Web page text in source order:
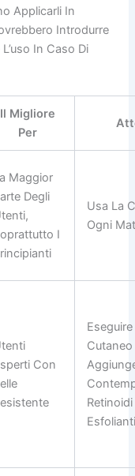
Applicarli In
Introdurre
In Caso Di
Il Migliore
Per
Maggior
Degli
I
Usa La
Ogni
Con
Cutaneo